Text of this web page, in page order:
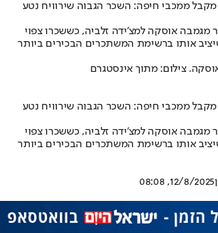
ממכבי חיפה: השכר הגבוה שירוויח נטע
מגמבה אוסקה למצ'ידה זלביה, כששכרו צפוי
מה שיציב אותו ברשימת המשתכרים הבכירים ביותר
צילום: מתוך אינסטגרם
ממכבי חיפה: השכר הגבוה שירוויח נטע
מגמבה אוסקה למצ'ידה זלביה, כששכרו צפוי
מה שיציב אותו ברשימת המשתכרים הבכירים ביותר
12/8/2025, 08:08